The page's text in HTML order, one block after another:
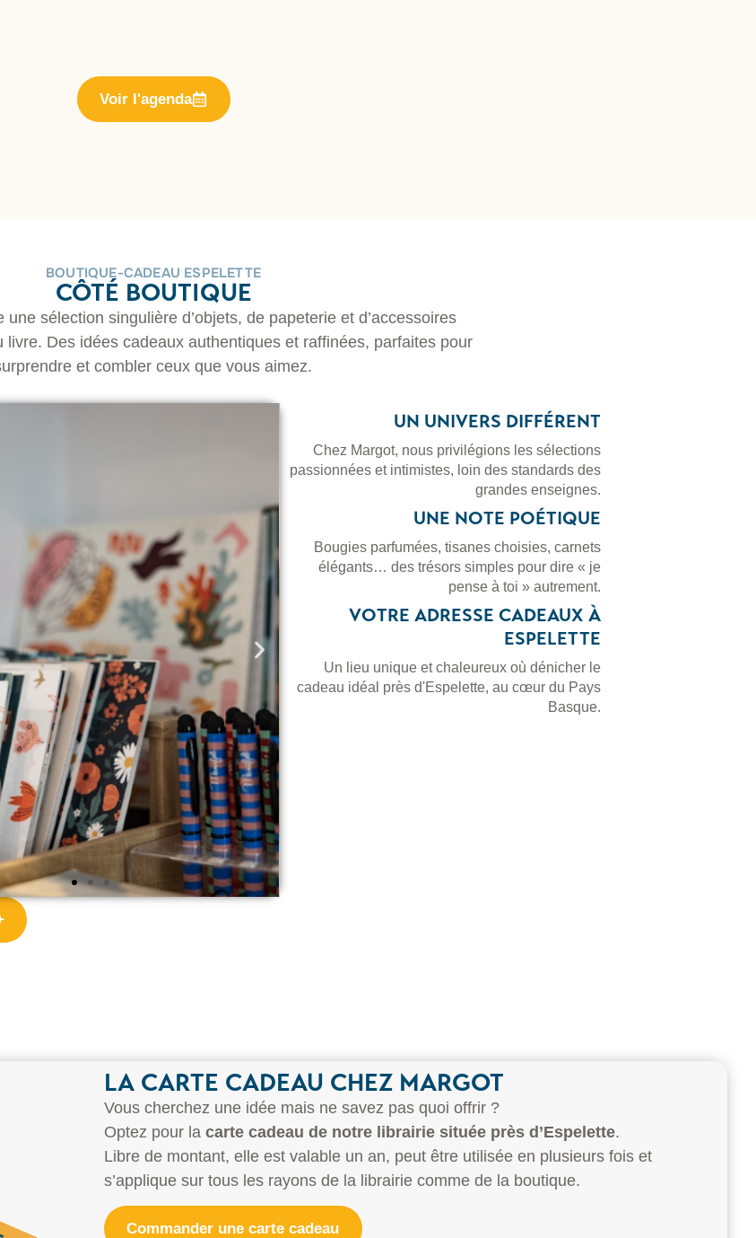
Voir l'agenda
BOUTIQUE-CADEAU ESPELETTE
CÔTÉ BOUTIQUE
une sélection singulière d’objets, de papeterie et d’accessoires
livre. Des idées cadeaux authentiques et raffinées, parfaites pour
et combler ceux que vous aimez.
UN UNIVERS DIFFÉRENT
Chez Margot, nous privilégions les sélections
passionnées et intimistes, loin des standards des
grandes enseignes.
UNE NOTE POÉTIQUE
Bougies parfumées, tisanes choisies, carnets
élégants… des trésors simples pour dire « je
pense à toi » autrement.
VOTRE ADRESSE CADEAUX À
ESPELETTE
Un lieu unique et chaleureux où dénicher le
cadeau idéal près d'Espelette, au cœur du Pays
Basque.
LA CARTE CADEAU CHEZ MARGOT
Vous cherchez une idée mais ne savez pas quoi offrir ?
Optez pour la carte cadeau de notre librairie située près d’Espelette.
Libre de montant, elle est valable un an, peut être utilisée en plusieurs fois et
s’applique sur tous les rayons de la librairie comme de la boutique.
Commander une carte cadeau